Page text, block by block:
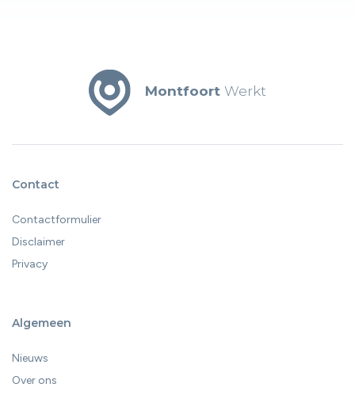
Montfoort Werkt
Contact
Contactformulier
Disclaimer
Privacy
Algemeen
Nieuws
Over ons